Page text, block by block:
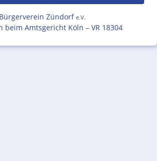
Bürgerverein Zündorf e.V.
beim Amtsgericht Köln – VR 18304